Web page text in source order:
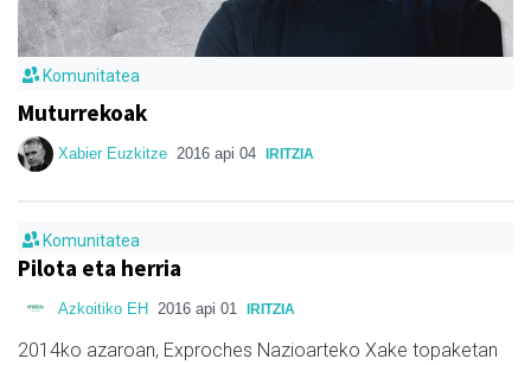
Komunitatea
Muturrekoak
Xabier Euzkitze 2016 api 04 IRITZIA
Komunitatea
Pilota eta herria
Azkoitiko EH 2016 api 01 IRITZIA
2014ko azaroan, Exproches Nazioarteko Xake topaketan